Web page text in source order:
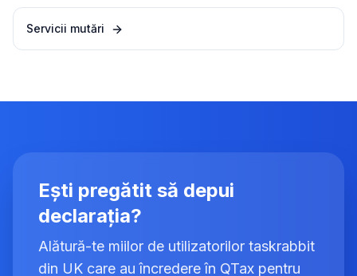
Servicii mutări
Ești pregătit să depui
declarația?
Alătură-te miilor de utilizatorilor taskrabbit
din UK care au încredere în QTax pentru